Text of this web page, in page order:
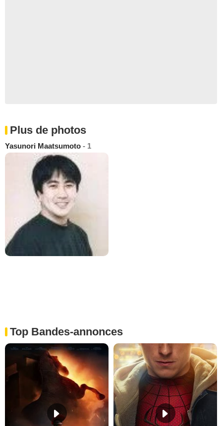
Plus de photos
Yasunori Maatsumoto - 1
Top Bandes-annonces